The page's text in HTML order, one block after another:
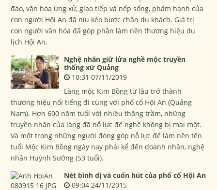
đáo, văn hóa ứng xử, giao tiếp và nếp sống, phẩm hạnh của
con người Hội An đã níu kéo bước chân du khách. Giá trị
con người văn hóa đã góp phần làm nên thương hiệu du
lịch Hội An.
Nghệ nhân giữ lửa nghề mộc truyền
thống xứ Quảng
10:31 07/11/2019
Làng mộc Kim Bồng từ lâu trở thành
thương hiệu nổi tiếng đi cùng với phố cổ Hội An (Quảng
Nam). Hơn 600 năm tuổi với nhiều thăng trầm, những
truyền nhân của làng đã nỗ lực để nghề không bị mai một.
Và một trong những người đóng góp nỗ lực để làm nên tên
tuổi Mộc Kim Bồng ngày nay phải kể đến doanh nhân, nghệ
nhân Huỳnh Sướng (53 tuổi).
Nét bình dị và cuốn hút của phố cổ Hội An
09:04 24/11/2015